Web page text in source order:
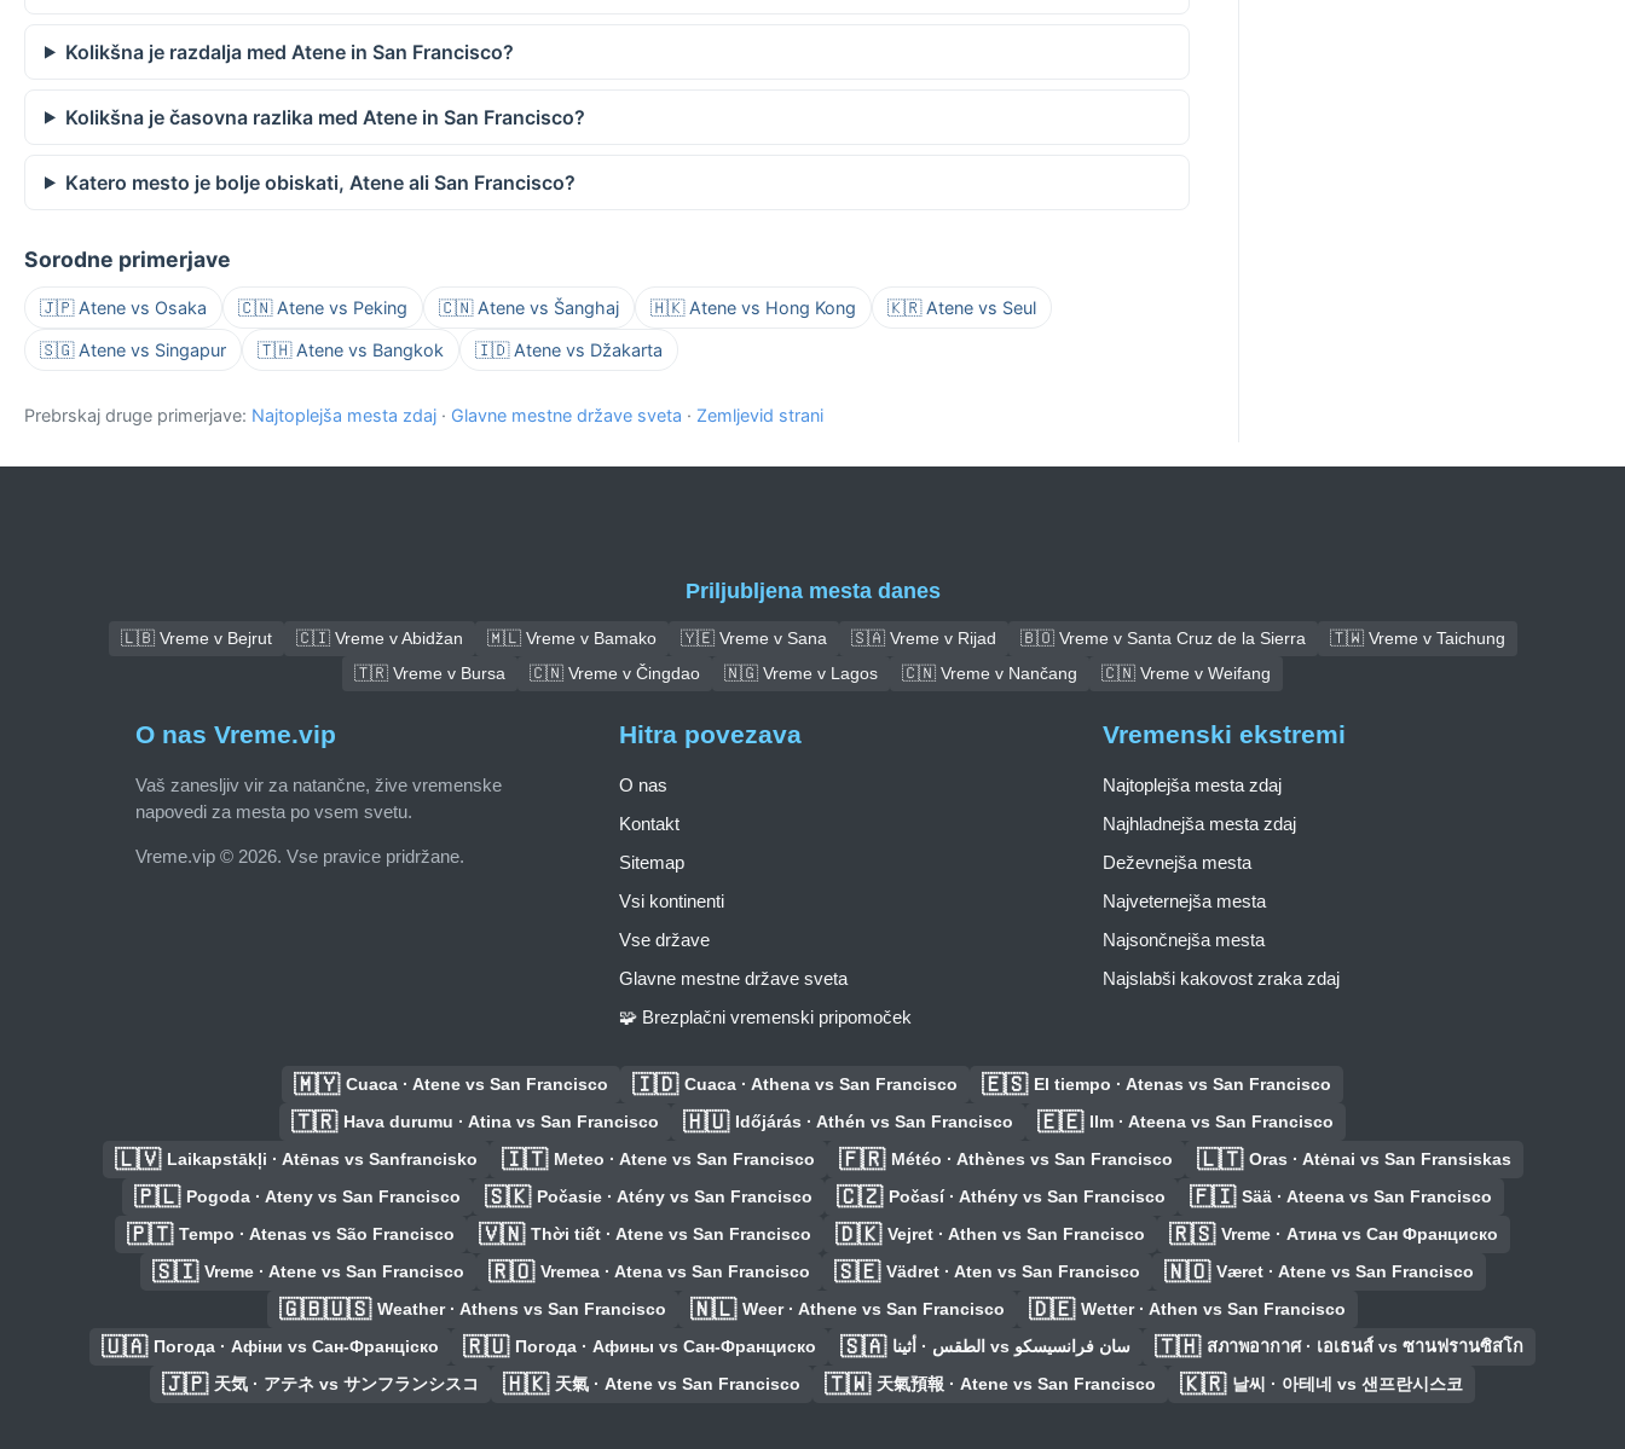
Kolikšna je razdalja med Atene in San Francisco?
Kolikšna je časovna razlika med Atene in San Francisco?
Katero mesto je bolje obiskati, Atene ali San Francisco?
Sorodne primerjave
🇯🇵 Atene vs Osaka 🇨🇳 Atene vs Peking 🇨🇳 Atene vs Šanghaj 🇭🇰 Atene vs Hong Kong 🇰🇷 Atene vs Seul
🇸🇬 Atene vs Singapur 🇹🇭 Atene vs Bangkok 🇮🇩 Atene vs Džakarta
Prebrskaj druge primerjave: Najtoplejša mesta zdaj · Glavne mestne države sveta · Zemljevid strani
Priljubljena mesta danes
🇱🇧 Vreme v Bejrut 🇨🇮 Vreme v Abidžan 🇲🇱 Vreme v Bamako 🇾🇪 Vreme v Sana 🇸🇦 Vreme v Rijad 🇧🇴 Vreme v Santa Cruz de la Sierra
🇹🇼 Vreme v Taichung
🇹🇷 Vreme v Bursa
🇨🇳 Vreme v Čingdao 🇳🇬 Vreme v Lagos 🇨🇳 Vreme v Nančang 🇨🇳 Vreme v Weifang
O nas Vreme.vip
Vaš zanesljiv vir za natančne, žive vremenske
napovedi za mesta po vsem svetu.
Vreme.vip © 2026. Vse pravice pridržane.
Hitra povezava
O nas
Kontakt
Sitemap
Vsi kontinenti
Vse države
Glavne mestne države sveta
🧩 Brezplačni vremenski pripomoček
Vremenski ekstremi
Najtoplejša mesta zdaj
Najhladnejša mesta zdaj
Deževnejša mesta
Najveternejša mesta
Najsončnejša mesta
Najslabši kakovost zraka zdaj
🇲🇾 Cuaca · Atene vs San Francisco 🇮🇩 Cuaca · Athena vs San Francisco 🇪🇸 El tiempo · Atenas vs San Francisco
🇹🇷 Hava durumu · Atina vs San Francisco 🇭🇺 Időjárás · Athén vs San Francisco 🇪🇪 Ilm · Ateena vs San Francisco
🇱🇻 Laikapstākļi · Atēnas vs Sanfrancisko 🇮🇹 Meteo · Atene vs San Francisco 🇫🇷 Météo · Athènes vs San Francisco 🇱🇹 Oras · Atėnai vs San Fransiskas
🇵🇱 Pogoda · Ateny vs San Francisco 🇸🇰 Počasie · Atény vs San Francisco 🇨🇿 Počasí · Athény vs San Francisco 🇫🇮 Sää · Ateena vs San Francisco
🇵🇹 Tempo · Atenas vs São Francisco 🇻🇳 Thời tiết · Atene vs San Francisco 🇩🇰 Vejret · Athen vs San Francisco 🇷🇸 Vreme · Атина vs Сан Франциско
🇸🇮 Vreme · Atene vs San Francisco 🇷🇴 Vremea · Atena vs San Francisco 🇸🇪 Vädret · Aten vs San Francisco 🇳🇴 Været · Atene vs San Francisco
🇬🇧🇺🇸 Weather · Athens vs San Francisco 🇳🇱 Weer · Athene vs San Francisco 🇩🇪 Wetter · Athen vs San Francisco
🇺🇦 Погода · Афіни vs Сан-Франціско 🇷🇺 Погода · Афины vs Сан-Франциско 🇸🇦 الطقس · أثينا vs سان فرانسيسكو 🇹🇭 สภาพอากาศ · เอเธนส์ vs ซานฟรานซิสโก
🇯🇵 天気 · アテネ vs サンフランシスコ 🇭🇰 天氣 · Atene vs San Francisco 🇹🇼 天氣預報 · Atene vs San Francisco 🇰🇷 날씨 · 아테네 vs 샌프란시스코